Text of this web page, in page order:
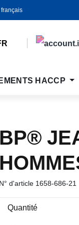
HACCP
BP®
N° d'article 1658-686-21
Quantité